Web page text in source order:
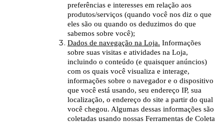
preferências e interesses em relação aos
produtos/serviços (quando você nos diz o que
eles são ou quando os deduzimos do que
sabemos sobre você);
Dados de navegação na Loja. Informações
sobre suas visitas e atividades na Loja,
incluindo o conteúdo (e quaisquer anúncios)
com os quais você visualiza e interage,
informações sobre o navegador e o dispositivo
que você está usando, seu endereço IP, sua
localização, o endereço do site a partir do qual
você chegou. Algumas dessas informações são
coletadas usando nossas Ferramentas de Coleta